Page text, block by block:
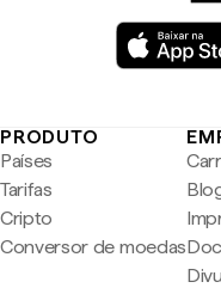
PRODUTO
Países
Tarifas
Cripto
Conversor de moedas